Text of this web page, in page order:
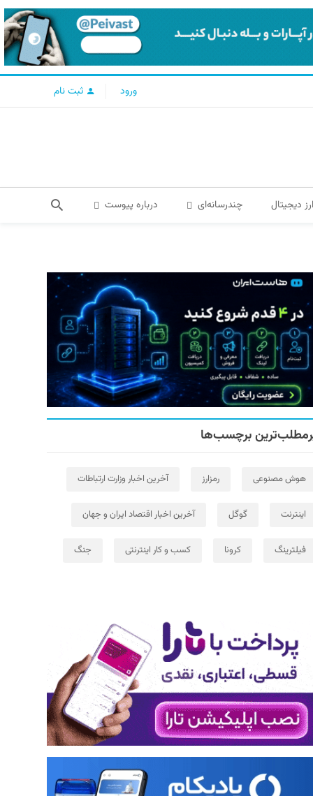
ورود ثبت نام
ارز دیجیتال چندرسانه‌ای درباره پیوست
برچسب‌ها
هوش مصنوعی رمزارز آخرین اخبار وزارت ارتباطات
اینترنت گوگل آخرین اخبار اقتصاد ایران و جهان
فیلترینگ کرونا کسب و کار اینترنتی جنگ